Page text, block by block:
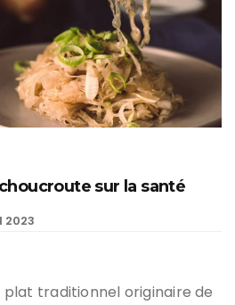
sur la santé
2023
plat traditionnel originaire de